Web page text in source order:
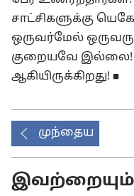
சாட்சிகளுக்கு
ஒருவர்மேல்
குறையவே இல்லை!
ஆகியிருக்கிறது! ◼
முந்தைய
இவற்றையும்